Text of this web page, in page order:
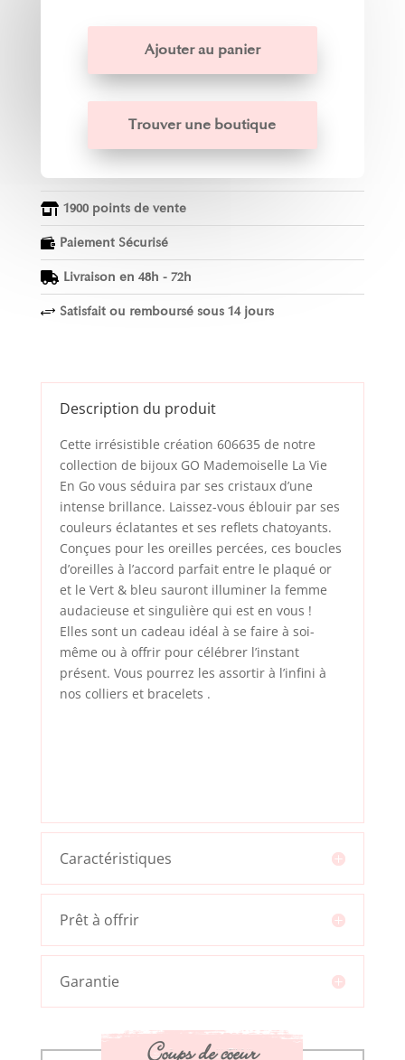
Ajouter au panier
Trouver une boutique
 1900 points de vente
 Paiement Sécurisé
 Livraison en 48h - 72h
+ Satisfait ou remboursé sous 14 jours
Description du produit
Cette irrésistible création 606635 de notre
collection de bijoux GO Mademoiselle La Vie
En Go vous séduira par ses cristaux d’une
intense brillance. Laissez-vous éblouir par ses
couleurs éclatantes et ses reflets chatoyants.
Conçues pour les oreilles percées, ces boucles
d’oreilles à l’accord parfait entre le plaqué or
et le Vert & bleu sauront illuminer la femme
audacieuse et singulière qui est en vous !
Elles sont un cadeau idéal à se faire à soi-
même ou à offrir pour célébrer l’instant
présent. Vous pourrez les assortir à l’infini à
nos colliers et bracelets .
Caractéristiques
Prêt à offrir
Garantie
Coups de coeur